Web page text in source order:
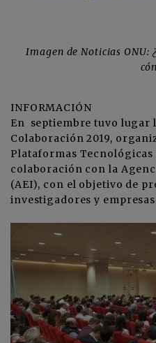
Imagen de Noticias ONU:
INFORMACIÓN
En septiembre tuvo lugar
Colaboración 2019,
Plataformas
colaboración con la
(AEI), con el objetivo de
investigadores y